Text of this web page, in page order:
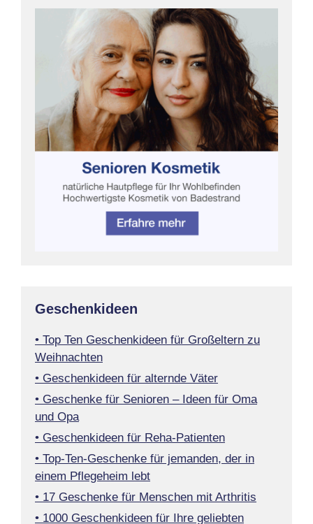
Geschenkideen
• Top Ten Geschenkideen für Großeltern zu
Weihnachten
• Geschenkideen für alternde Väter
• Geschenke für Senioren – Ideen für Oma
und Opa
• Geschenkideen für Reha-Patienten
• Top-Ten-Geschenke für jemanden, der in
einem Pflegeheim lebt
• 17 Geschenke für Menschen mit Arthritis
• 1000 Geschenkideen für Ihre geliebten